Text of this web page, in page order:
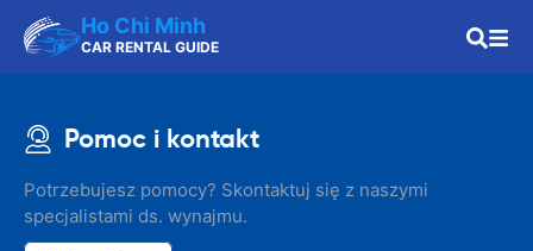
Ho Chi Minh
CAR RENTAL GUIDE
Pomoc i kontakt
Potrzebujesz pomocy? Skontaktuj się z naszymi
specjalistami ds. wynajmu.